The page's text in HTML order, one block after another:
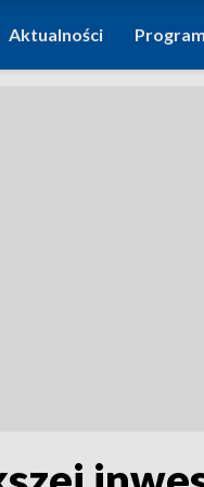
Aktualności